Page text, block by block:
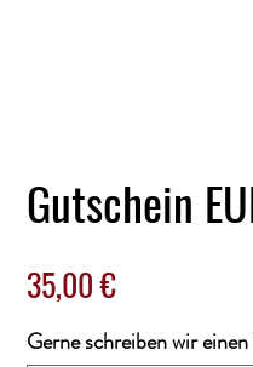
Gutschein
35,00 €Preis
Gerne schreiben wir